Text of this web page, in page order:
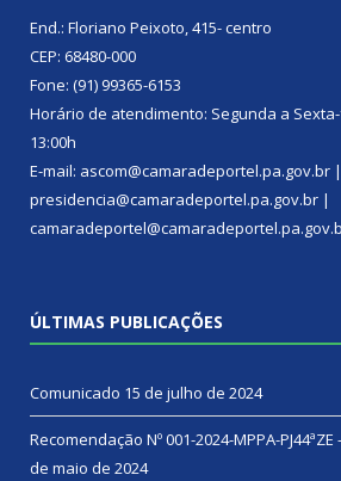
End.: Floriano Peixoto, 415- centro
CEP: 68480-000
Fone: (91) 99365-6153
Horário de atendimento: Segunda a
13:00h
E-mail: ascom@camaradeportel.pa.gov.br |
presidencia@camaradeportel.pa.gov.br |
ÚLTIMAS PUBLICAÇÕES
Comunicado 15 de julho de 2024
Recomendação Nº 001-2024-MPPA-
de maio de 2024